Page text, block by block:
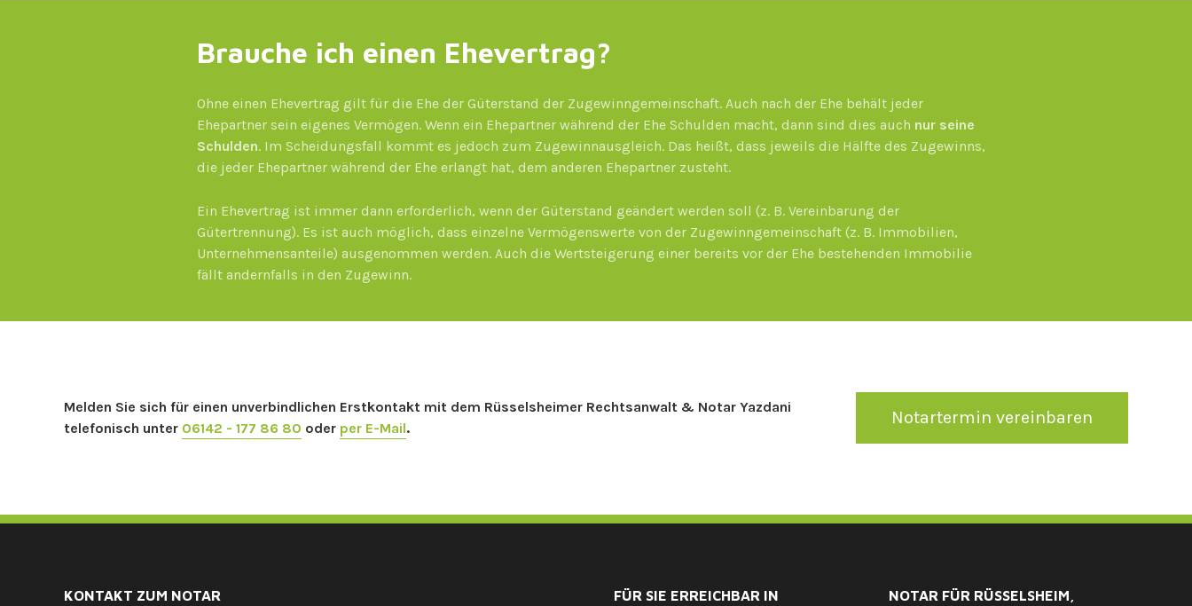
Brauche ich einen Ehevertrag?
Ohne einen Ehevertrag gilt für die Ehe der Güterstand der Zugewinngemeinschaft. Auch nach der Ehe behält jeder
Ehepartner sein eigenes Vermögen. Wenn ein Ehepartner während der Ehe Schulden macht, dann sind dies auch nur seine
Schulden. Im Scheidungsfall kommt es jedoch zum Zugewinnausgleich. Das heißt, dass jeweils die Hälfte des Zugewinns,
die jeder Ehepartner während der Ehe erlangt hat, dem anderen Ehepartner zusteht.
Ein Ehevertrag ist immer dann erforderlich, wenn der Güterstand geändert werden soll (z. B. Vereinbarung der
Gütertrennung). Es ist auch möglich, dass einzelne Vermögenswerte von der Zugewinngemeinschaft (z. B. Immobilien,
Unternehmensanteile) ausgenommen werden. Auch die Wertsteigerung einer bereits vor der Ehe bestehenden Immobilie
fällt andernfalls in den Zugewinn.
Melden Sie sich für einen unverbindlichen Erstkontakt mit dem Rüsselsheimer Rechtsanwalt & Notar Yazdani
telefonisch unter 06142 - 177 86 80 oder per E-Mail.
Notartermin vereinbaren
KONTAKT ZUM NOTAR
FÜR SIE ERREICHBAR IN
NOTAR FÜR RÜSSELSHEIM,